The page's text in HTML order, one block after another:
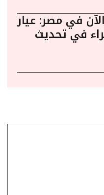
في مصر: عيار
6735 للشراء في تحديث